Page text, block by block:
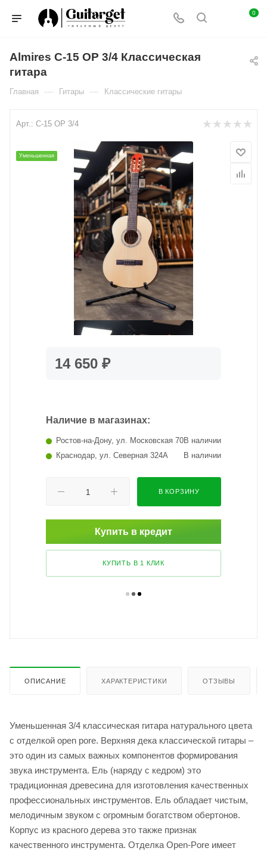
0
Almires C-15 OP 3/4 Классическая
гитара
Главная — Гитары — Классические гитары
Арт.: C-15 OP 3/4
Уменьшенная
14 650 ₽
Наличие в магазинах:
Краснодар, ул. Северная 324А В наличии
Ростов-на-Дону, ул. Московская 70В наличии
В КОРЗИНУ
Купить в кредит
КУПИТЬ В 1 КЛИК
ОПИСАНИЕ ХАРАКТЕРИСТИКИ ОТЗЫВЫ
Уменьшенная 3/4 классическая гитара натурального цвета
с отделкой open pore. Верхняя дека классической гитары –
это один из самых важных компонентов формирования
звука инструмента. Ель (наряду с кедром) это
традиционная древесина для изготовления качественных
профессиональных инструментов. Ель обладает чистым,
мелодичным звуком с огромным богатством обертонов.
Корпус из красного дерева это также признак
качественного инструмента. Отделка Open-Pore имеет